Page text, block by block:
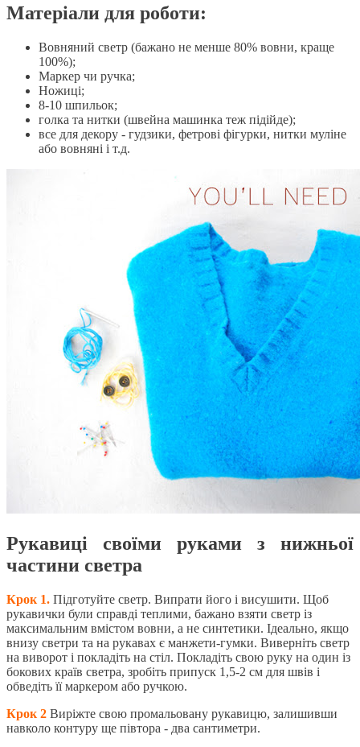
Матеріали для роботи:
Вовняний светр (бажано не менше 80% вовни, краще
100%);
Маркер чи ручка;
Ножиці;
8-10 шпильок;
голка та нитки (швейна машинка теж підійде);
все для декору - гудзики, фетрові фігурки, нитки муліне
або вовняні і т.д.
Рукавиці своїми руками з нижньої
частини светра
Крок 1. Підготуйте светр. Випрати його і висушити. Щоб
рукавички були справді теплими, бажано взяти светр із
максимальним вмістом вовни, а не синтетики. Ідеально, якщо
внизу светри та на рукавах є манжети-гумки. Виверніть светр
на виворот і покладіть на стіл. Покладіть свою руку на один із
бокових країв светра, зробіть припуск 1,5-2 см для швів і
обведіть її маркером або ручкою.
Крок 2 Виріжте свою промальовану рукавицю, залишивши
навколо контуру ще півтора - два сантиметри.